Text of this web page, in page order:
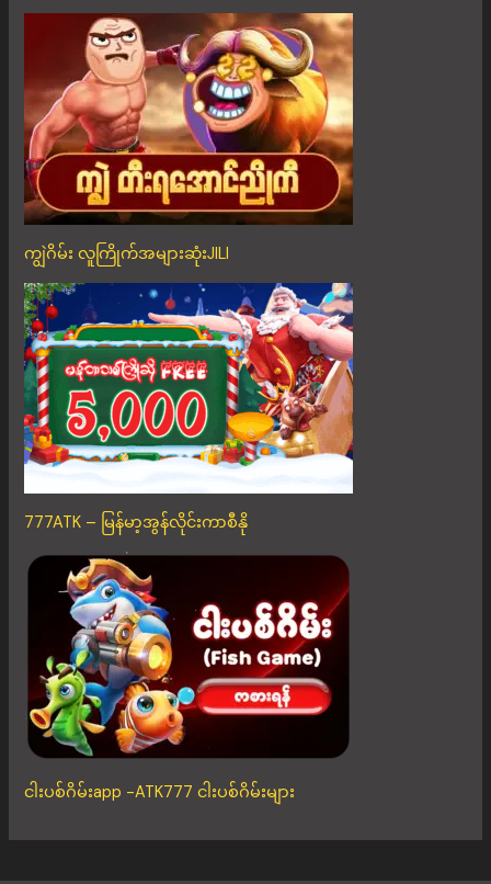
ကျွဲဂိမ်း လူကြိုက်အများဆုံးJILI
777ATK – မြန်မာ့အွန်လိုင်းကာစီနို
ငါးပစ်ဂိမ်းapp -ATK777 ငါးပစ်ဂိမ်းများ